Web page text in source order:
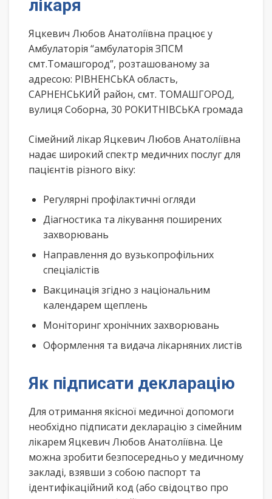
лікаря
Яцкевич Любов Анатоліївна працює у
Амбулаторія “амбулаторія ЗПСМ
смт.Томашгород”, розташованому за
адресою: РІВНЕНСЬКА область,
САРНЕНСЬКИЙ район, смт. ТОМАШГОРОД,
вулиця Соборна, 30 РОКИТНІВСЬКА громада
Сімейний лікар Яцкевич Любов Анатоліївна
надає широкий спектр медичних послуг для
пацієнтів різного віку:
Регулярні профілактичні огляди
Діагностика та лікування поширених
захворювань
Направлення до вузькопрофільних
спеціалістів
Вакцинація згідно з національним
календарем щеплень
Моніторинг хронічних захворювань
Оформлення та видача лікарняних листів
Як підписати декларацію
Для отримання якісної медичної допомоги
необхідно підписати декларацію з сімейним
лікарем Яцкевич Любов Анатоліївна. Це
можна зробити безпосередньо у медичному
закладі, взявши з собою паспорт та
ідентифікаційний код (або свідоцтво про